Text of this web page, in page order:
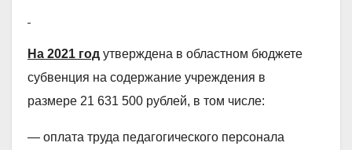
На 2021 год утверждена в областном бюджете
субвенция на содержание учреждения в
размере 21 631 500 рублей, в том числе:
— оплата труда педагогического персонала